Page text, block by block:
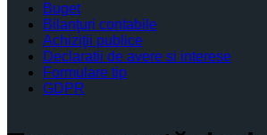
Buget
Bilanţuri contabile
Achiziţii publice
Declaratii de avere si interese
Formulare tip
GDPR